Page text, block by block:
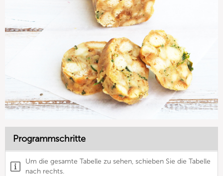
Programmschritte
Um die gesamte Tabelle zu sehen, schieben Sie die Tabelle
nach rechts.